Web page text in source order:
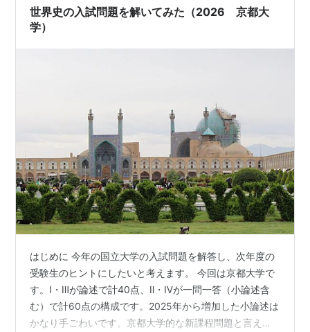
キロ、運転で180キロ…
世界史の入試問題を解いてみた（2026 京都大
学）
はじめに 今年の国立大学の入試問題を解答し、次年度の
受験生のヒントにしたいと考えます。 今回は京都大学で
す。Ⅰ・Ⅲが論述で計40点、Ⅱ・Ⅳが一問一答（小論述含
む）で計60点の構成です。2025年から増加した小論述は
かなり手ごわいです。京都大学的な新課程問題と言えま